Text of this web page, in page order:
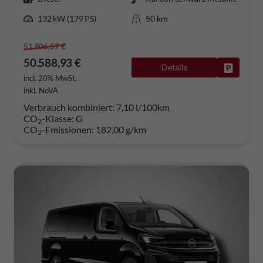
132 kW (179 PS)
50 km
51.806,57 €
50.588,93 €
incl. 20% MwSt.
inkl. NoVA
Details
Verbrauch kombiniert: 7,10 l/100km
CO2-Klasse: G
CO2-Emissionen: 182,00 g/km